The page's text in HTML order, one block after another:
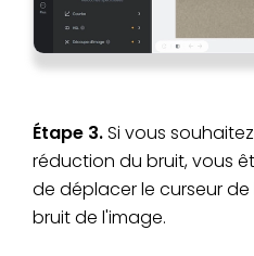
Étape 3.Si vous
réduction du bruit, vous
de déplacer le curseur
bruit de l'image.